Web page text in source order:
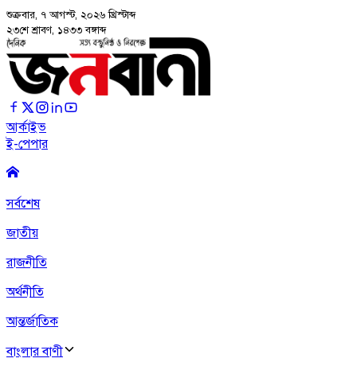
শুক্রবার, ৭ আগস্ট, ২০২৬ খ্রিস্টাব্দ
২৩শে শ্রাবণ, ১৪৩৩ বঙ্গাব্দ
আর্কাইভ
ই-পেপার
সর্বশেষ
জাতীয়
রাজনীতি
অর্থনীতি
আন্তর্জাতিক
বাংলার বাণী